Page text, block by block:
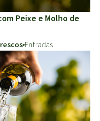
Peixe e Molho de
Entradas